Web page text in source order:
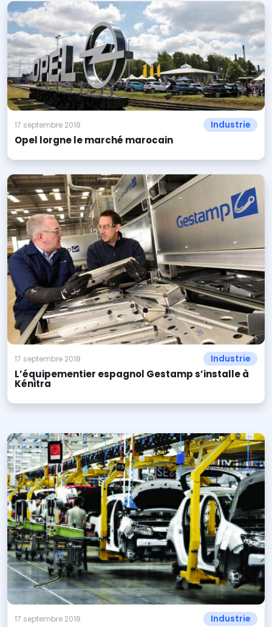
17 septembre 2018 Industrie
Opel lorgne le marché marocain
17 septembre 2018 Industrie
L’équipementier espagnol Gestamp s’installe à
Kénitra
17 septembre 2018 Industrie